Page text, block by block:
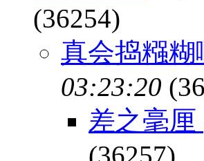
(36254)
真会捣糨糊
03:23:20
差之毫厘